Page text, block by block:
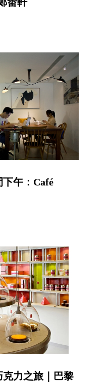
午：Café
力之旅｜巴黎